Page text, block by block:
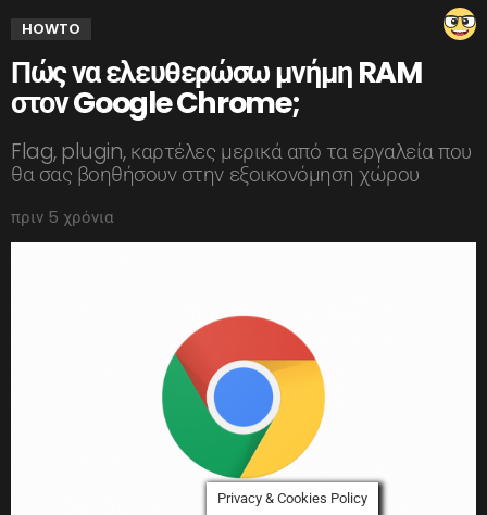
HOWTO
Πώς να ελευθερώσω μνήμη RAM
στον Google Chrome;
Flag, plugin, καρτέλες μερικά από τα εργαλεία που
θα σας βοηθήσουν στην εξοικονόμηση χώρου
πριν 5 χρόνια
Privacy & Cookies Policy